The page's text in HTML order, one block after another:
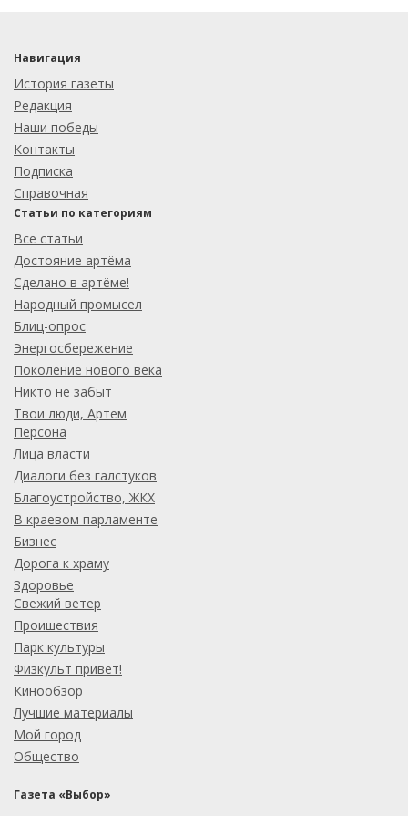
Навигация
История газеты
Редакция
Наши победы
Контакты
Подписка
Справочная
Статьи по категориям
Все статьи
Достояние артёма
Сделано в артёме!
Народный промысел
Блиц-опрос
Энергосбережение
Поколение нового века
Никто не забыт
Твои люди, Артем
Персона
Лица власти
Диалоги без галстуков
Благоустройство, ЖКХ
В краевом парламенте
Бизнес
Дорога к храму
Здоровье
Свежий ветер
Проишествия
Парк культуры
Физкульт привет!
Кинообзор
Лучшие материалы
Мой город
Общество
Газета «Выбор»